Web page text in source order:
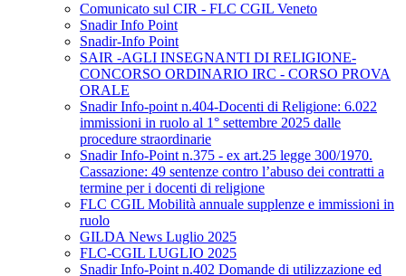
Comunicato sul CIR - FLC CGIL Veneto
Snadir Info Point
Snadir-Info Point
SAIR -AGLI INSEGNANTI DI RELIGIONE-
CONCORSO ORDINARIO IRC - CORSO PROVA
ORALE
Snadir Info-point n.404-Docenti di Religione: 6.022
immissioni in ruolo al 1° settembre 2025 dalle
procedure straordinarie
Snadir Info-Point n.375 - ex art.25 legge 300/1970.
Cassazione: 49 sentenze contro l’abuso dei contratti a
termine per i docenti di religione
FLC CGIL Mobilità annuale supplenze e immissioni in
ruolo
GILDA News Luglio 2025
FLC-CGIL LUGLIO 2025
Snadir Info-Point n.402 Domande di utilizzazione ed